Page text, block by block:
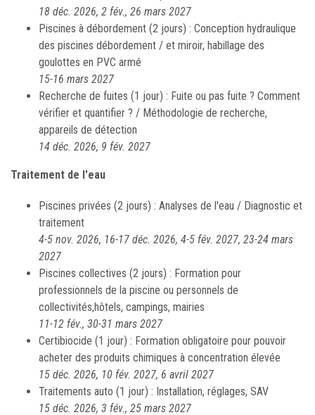
18 déc. 2026, 2 fév., 26 mars 2027
Piscines à débordement (2 jours) : Conception hydraulique
des piscines débordement / et miroir, habillage des
goulottes en PVC armé
15-16 mars 2027
Recherche de fuites (1 jour) : Fuite ou pas fuite ? Comment
vérifier et quantifier ? / Méthodologie de recherche,
appareils de détection
14 déc. 2026, 9 fév. 2027
Traitement de l'eau
Piscines privées (2 jours) : Analyses de l'eau / Diagnostic et
traitement
4-5 nov. 2026, 16-17 déc. 2026, 4-5 fév. 2027, 23-24 mars
2027
Piscines collectives (2 jours) : Formation pour
professionnels de la piscine ou personnels de
collectivités,hôtels, campings, mairies
11-12 fév., 30-31 mars 2027
Certibiocide (1 jour) : Formation obligatoire pour pouvoir
acheter des produits chimiques à concentration élevée
15 déc. 2026, 10 fév. 2027, 6 avril 2027
Traitements auto (1 jour) : Installation, réglages, SAV
15 déc. 2026, 3 fév., 25 mars 2027